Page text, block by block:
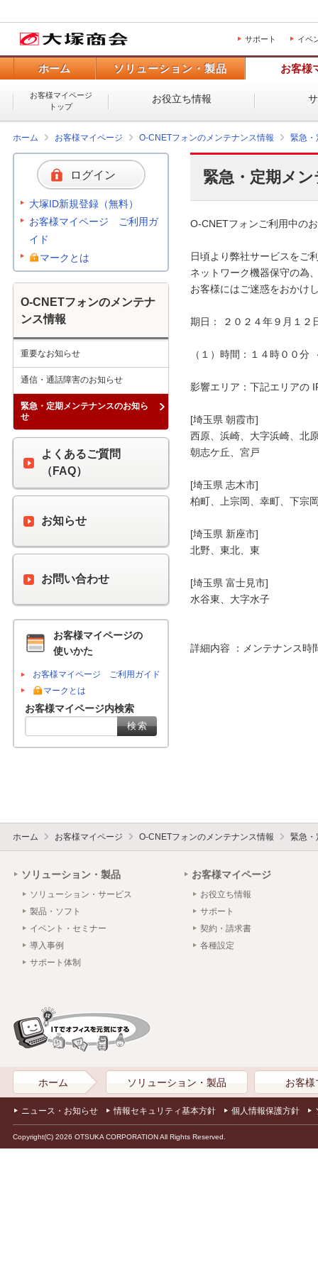
サポート イベ
ホーム ソリューション・製品 お客様
お客様マイページ
トップ
お役立ち情報
ホーム お客様マイページ O-CNETフォンのメンテナンス情報 緊急・
緊急・定期メ
O-CNETフォンご利用中の
日頃より弊社サービスをご
ネットワーク機器保守の為
お客様にはご迷惑をおかけ
期日： ２０２４年９月１２
（１）時間：１４時００分
影響エリア：下記エリアの
[埼玉県 朝霞市]
西原、浜崎、大字浜崎、北
朝志ケ丘、宮戸
[埼玉県 志木市]
柏町、上宗岡、幸町、下宗
[埼玉県 新座市]
北野、東北、東
[埼玉県 富士見市]
水谷東、大字水子
詳細内容 ：メンテナンス時
ログイン
大塚ID新規登録（無料）
お客様マイページ ご利用ガ
イド
マークとは
O-CNETフォンのメンテナ
ンス情報
重要なお知らせ
通信・通話障害のお知らせ
緊急・定期メンテナンスのお知ら
せ
よくあるご質問
（FAQ）
お知らせ
お問い合わせ
お客様マイページの
使いかた
お客様マイページ ご利用ガイド
マークとは
お客様マイページ内検索
ホーム お客様マイページ O-CNETフォンのメンテナンス情報 緊急・
ソリューション・製品
ソリューション・サービス
製品・ソフト
イベント・セミナー
導入事例
サポート体制
お客様マイページ
お役立ち情報
サポート
契約・請求書
各種設定
ホーム ソリューション・製品 お客様
ニュース・お知らせ 情報セキュリティ基本方針 個人情報保護方針
Copyright(C) 2026 OTSUKA CORPORATION All Rights Reserved.